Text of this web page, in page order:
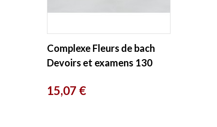
Complexe Fleurs de bach
Devoirs et examens 130
Prix
15,07 €